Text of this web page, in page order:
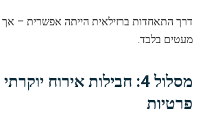
דרך התאחדות ברזילאית הייתה אפשרית – אך
מעטים בלבד.
מסלול 4: חבילות אירוח
פרטיות